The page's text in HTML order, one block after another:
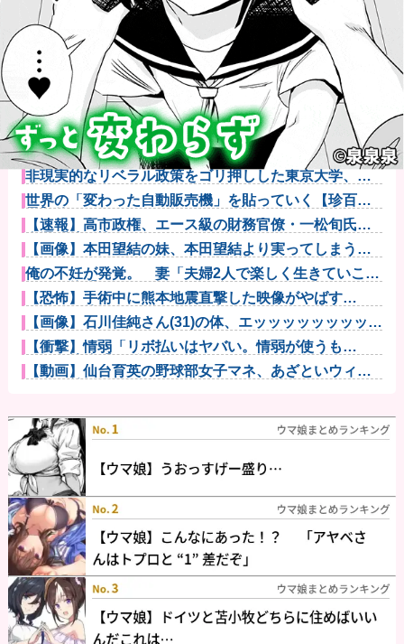
【悲報】コレコレ、月収1億円ｗｗｗそりゃ外出るのに
ボディガー...
【悲報】有名漫画家、がんを公表「大腸癌になってし
まいました。...
【画像】コスプレイヤーが死ぬ気で痩せた結果ｗｗｗ
ｗ
【悲報】大学生の頃に出会った小学生と結婚した男、
めちゃくちゃ...
【悲報】週間少年ジャンプの「グッズ(43億円分)」を注
文し全...
非現実的なリベラル政策をゴリ押しした東京大学、貯
金から無駄金...
世界の「変わった自動販売機」を貼っていく【珍百
景】他
【速報】高市政権、エース級の財務官僚・一松旬氏を
左遷「彼は協...
【画像】本田望結の妹、本田望結より実ってしまうｗ
ｗｗｗｗｗｗ...
俺の不妊が発覚。 妻「夫婦2人で楽しく生きていこう
よ！」俺「...
【恐怖】手術中に熊本地震直撃した映像がやばす
ぎ・・・他
【画像】石川佳純さん(31)の体、エッッッッッッッッッ
ッッッ...
【衝撃】情弱「リボ払いはヤバい。情弱が使うも
の」 情強「リボ...
【動画】仙台育英の野球部女子マネ、あざといウィン